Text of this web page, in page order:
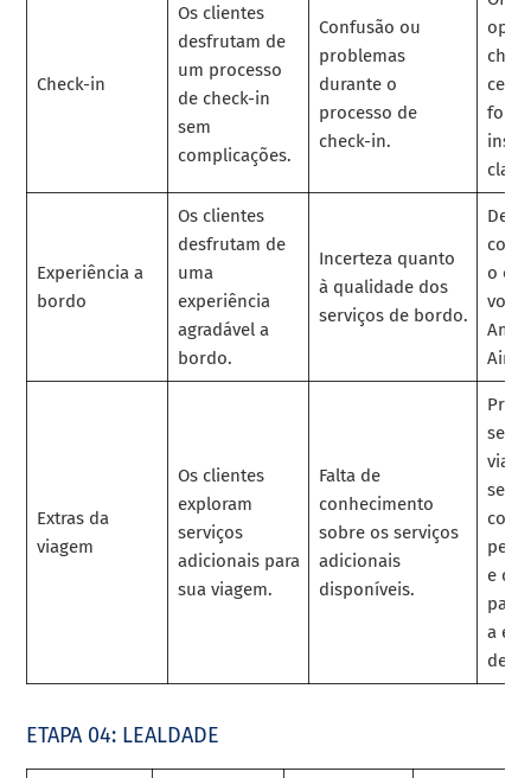
Check-in
Os clientes
desfrutam de
um processo
de check-in
sem
complicações.
Confusão ou
problemas
durante o
processo de
check-in.
Experiência a
bordo
Os clientes
desfrutam de
uma
experiência
agradável a
bordo.
Incerteza quanto
à qualidade dos
serviços de bordo.
o
voar
Extras da
viagem
Os clientes
exploram
serviços
adicionais para
sua viagem.
Falta de
conhecimento
sobre os serviços
adicionais
disponíveis.
e
para
a
de
ETAPA 04: LEALDADE